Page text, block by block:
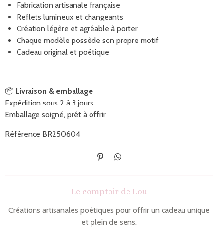
Fabrication artisanale française
Reflets lumineux et changeants
Création légère et agréable à porter
Chaque modèle possède son propre motif
Cadeau original et poétique
📦 Livraison & emballage
Expédition sous 2 à 3 jours
Emballage soigné, prêt à offrir
Référence BR250604
É
g
l
r
P
a
r
Le comptoir de Lou
Créations artisanales poétiques pour offrir un cadeau unique
et plein de sens.